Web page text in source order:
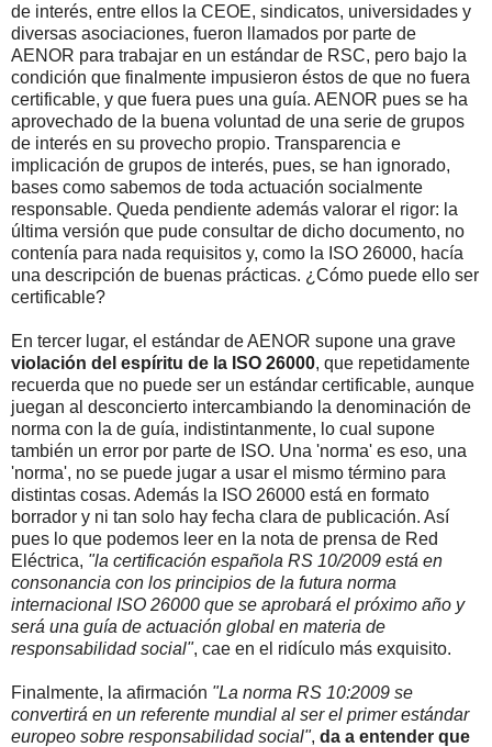
de interés, entre ellos la CEOE, sindicatos, universidades y
diversas asociaciones, fueron llamados por parte de
AENOR para trabajar en un estándar de RSC, pero bajo la
condición que finalmente impusieron éstos de que no fuera
certificable, y que fuera pues una guía. AENOR pues se ha
aprovechado de la buena voluntad de una serie de grupos
de interés en su provecho propio. Transparencia e
implicación de grupos de interés, pues, se han ignorado,
bases como sabemos de toda actuación socialmente
responsable. Queda pendiente además valorar el rigor: la
última versión que pude consultar de dicho documento, no
contenía para nada requisitos y, como la ISO 26000, hacía
una descripción de buenas prácticas. ¿Cómo puede ello ser
certificable?
En tercer lugar, el estándar de AENOR supone una grave
violación del espíritu de la ISO 26000, que repetidamente
recuerda que no puede ser un estándar certificable, aunque
juegan al desconcierto intercambiando la denominación de
norma con la de guía, indistintanmente, lo cual supone
también un error por parte de ISO. Una 'norma' es eso, una
'norma', no se puede jugar a usar el mismo término para
distintas cosas. Además la ISO 26000 está en formato
borrador y ni tan solo hay fecha clara de publicación. Así
pues lo que podemos leer en la nota de prensa de Red
Eléctrica, "la certificación española RS 10/2009 está en
consonancia con los principios de la futura norma
internacional ISO 26000 que se aprobará el próximo año y
será una guía de actuación global en materia de
responsabilidad social", cae en el ridículo más exquisito.
Finalmente, la afirmación "La norma RS 10:2009 se
convertirá en un referente mundial al ser el primer estándar
europeo sobre responsabilidad social", da a entender que